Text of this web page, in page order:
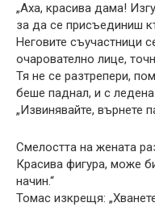
„Аха, красива дама!
за да се присъединиш
Неговите съучастници
очарователно лице,
Тя не се разтрепери,
беше паднал, и с ледена
„Извинявайте, върнете
Смелостта на жената
Красива фигура, може
начин.“
Томас изкрещя: